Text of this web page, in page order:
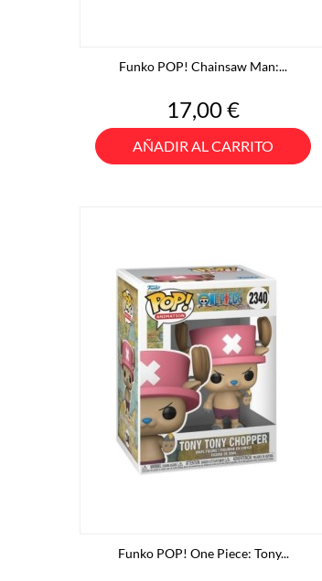
Funko POP! Chainsaw Man:...
Precio
17,00 €
AÑADIR AL CARRITO
Funko POP! One Piece: Tony...